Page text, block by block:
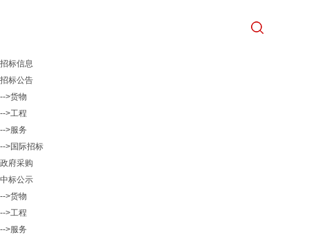
招标信息
招标公告
-->货物
-->工程
-->服务
-->国际招标
政府采购
中标公示
-->货物
-->工程
-->服务